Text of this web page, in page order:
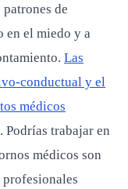
de
en el miedo y a
Las
conductual y el
médicos
Podrías trabajar en
médicos son